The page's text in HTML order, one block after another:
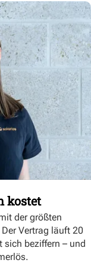
kostet
der größten
Vertrag läuft 20
beziffern – und